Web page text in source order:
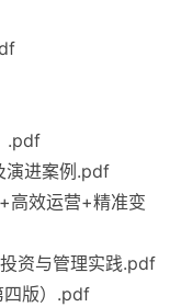
.pdf
演进案例.pdf
高效运营+精准变
资与管理实践.pdf
四版）.pdf